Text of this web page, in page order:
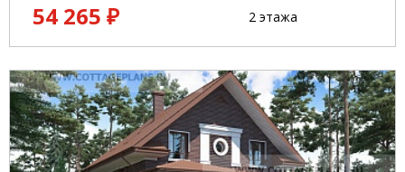
54 265 ₽
2 этажа